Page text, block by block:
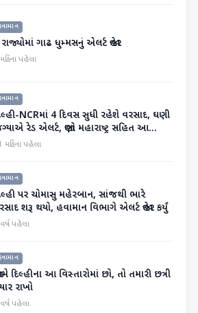
ગાઢ ધુમ્મસનું એલર્ટ જાહેર
પહેલા
NCRમાં 4 દિવસ સુધી રહેશે વરસાદ, ઘણી
રેડ એલર્ટ, જાણો મહારાષ્ટ્ર સહિત આ
હવામાન સ્થિતિ
મહિના પહેલા
પર ચોમાસુ મહેરબાન, સાંજથી ભારે
શરૂ થયો, હવામાન વિભાગે એલર્ટ જાહેર કર્યું
પહેલા
તમે દિલ્હીના આ વિસ્તારોમાં છો, તો તમારી છત્રી
રાખો
પહેલા